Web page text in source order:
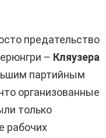
предательство
– Кляузера
партийным
организованные
только
рабочих